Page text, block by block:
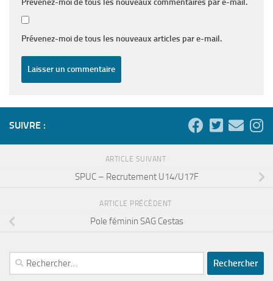
Prévenez-moi de tous les nouveaux commentaires par e-mail.
Prévenez-moi de tous les nouveaux articles par e-mail.
SUIVRE :
ARTICLE SUIVANT
SPUC – Recrutement U14/U17F
ARTICLE PRÉCÉDENT
Pole féminin SAG Cestas
Rechercher :